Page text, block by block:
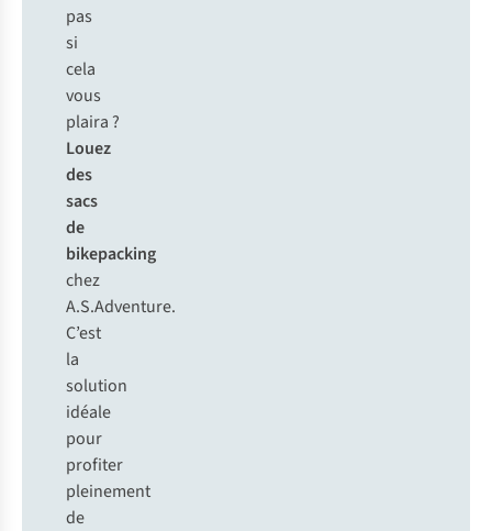
pas
si
cela
vous
plaira ?
Louez
des
sacs
de
bikepacking
chez
A.S.Adventure.
C’est
la
solution
idéale
pour
profiter
pleinement
de